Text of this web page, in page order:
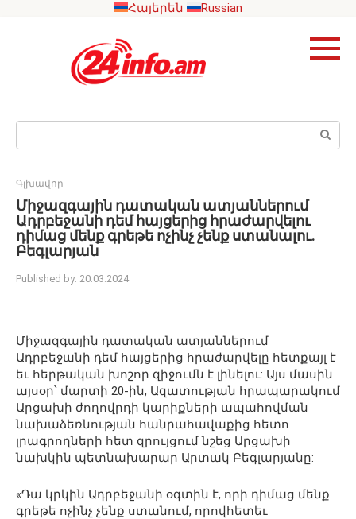
Հայերեն Russian
Search:
Գլխավոր
Միջազգային դատական ատյաններում
Ադրբեջանի դեմ հայցերից հրաժարվելու
դիմաց մենք գրեթե ոչինչ չենք ստանալու.
Բեգլարյան
Published by: 20.03.2024
Միջազգային դատական ատյաններում
Ադրբեջանի դեմ հայցերից հրաժարվելը հետքայլ է
եւ հերթական խոշոր զիջումն է լինելու: Այս մասին
այսօր՝ մարտի 20-ին, Ազատության հրապարակում
Արցախի ժողովրդի կարիքների ապահովման
նախաձեռնության հանրահավաքից հետո
լրագրողների հետ զրույցում նշեց Արցախի
նախկին պետնախարար Արտակ Բեգլարյանը:
«Դա կրկին Ադրբեջանի օգտին է, որի դիմաց մենք
գրեթե ոչինչ չենք ստանում, որովհետեւ